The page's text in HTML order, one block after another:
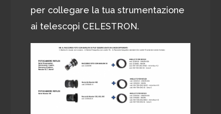
per collegare la tua strumentazione
ai telescopi CELESTRON.